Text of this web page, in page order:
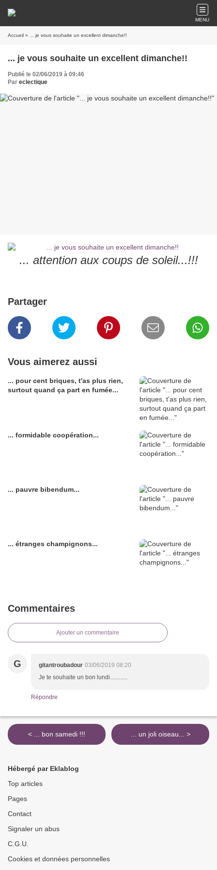
MENU
Accueil » ... je vous souhaite un excellent dimanche!!
... je vous souhaite un excellent dimanche!!
Publié le 02/06/2019 à 09:46
Par eclectique
... attention aux coups de soleil...!!!
Partager
Vous aimerez aussi
... pour cent briques, t'as plus rien,
surtout quand ça part en fumée...
... formidable coopération...
... pauvre bibendum...
... étranges champignons...
Commentaires
Ajouter un commentaire
G gitantroubadour 03/06/2019 08:20
Je te souhaite un bon lundi............
Répondre
< ... bon samedi !!! ... un joli oiseau... >
Hébergé par Eklablog
Top articles
Pages
Contact
Signaler un abus
C.G.U.
Cookies et données personnelles